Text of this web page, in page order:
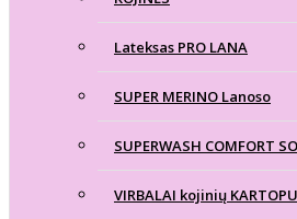
Lateksas PRO LANA
SUPER MERINO Lanoso
SUPERWASH COMFORT
VIRBALAI kojinių